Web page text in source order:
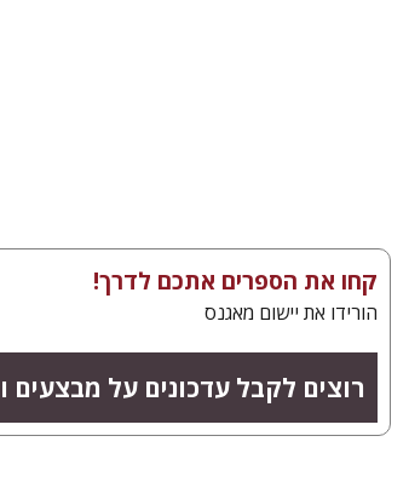
קחו את הספרים אתכם לדרך!
הורידו את יישום מאגנס
רוצים לקבל עדכונים על מבצעים